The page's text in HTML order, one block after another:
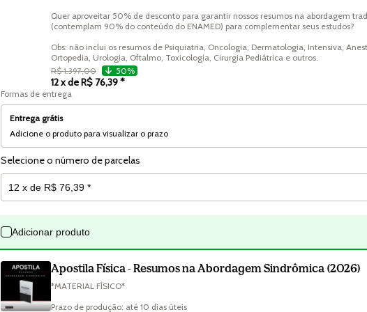
Quer aproveitar 50% de desconto para garantir nossos resumos na abordagem
(contemplam 90% do conteúdo do ENAMED) para complementar seus estudos?
Obs: não inclui os resumos de Psiquiatria, Oncologia, Dermatologia, Intensiva,
Ortopedia, Urologia, Oftalmo, Toxicologia, Cirurgia Pediátrica e outros.
R$ 1.397,00
50%
12 x de R$ 76,39 *
Formas de entrega
Entrega grátis
Adicione o produto para visualizar o prazo
Selecione o número de parcelas
Adicionar produto
Apostila Física - Resumos na Abordagem Sindrômica (2026)
*MATERIAL FÍSICO*
Prazo de produção: até 10 dias úteis